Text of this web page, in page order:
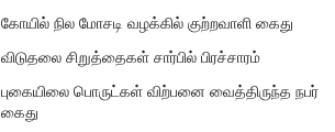
கோயில் நில மோசடி வழக்கில் குற்றவாளி கைது
விடுதலை சிறுத்தைகள் சார்பில் பிரச்சாரம்
புகையிலை பொருட்கள் விற்பனை வைத்திருந்த நபர்
கைது